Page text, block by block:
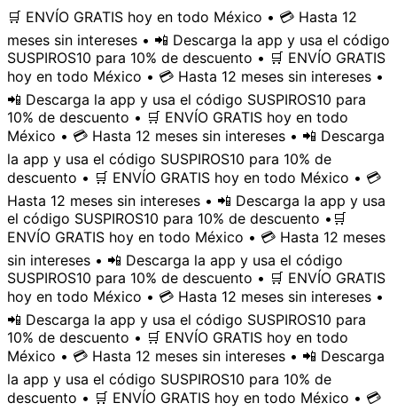
🛒 ENVÍO GRATIS hoy en todo México • 💳 Hasta 12
meses sin intereses • 📲 Descarga la app y usa el código
SUSPIROS10 para 10% de descuento • 🛒 ENVÍO GRATIS
hoy en todo México • 💳 Hasta 12 meses sin intereses •
📲 Descarga la app y usa el código SUSPIROS10 para
10% de descuento • 🛒 ENVÍO GRATIS hoy en todo
México • 💳 Hasta 12 meses sin intereses • 📲 Descarga
la app y usa el código SUSPIROS10 para 10% de
descuento • 🛒 ENVÍO GRATIS hoy en todo México • 💳
Hasta 12 meses sin intereses • 📲 Descarga la app y usa
el código SUSPIROS10 para 10% de descuento • 🛒
ENVÍO GRATIS hoy en todo México • 💳 Hasta 12 meses
sin intereses • 📲 Descarga la app y usa el código
SUSPIROS10 para 10% de descuento • 🛒 ENVÍO GRATIS
hoy en todo México • 💳 Hasta 12 meses sin intereses •
📲 Descarga la app y usa el código SUSPIROS10 para
10% de descuento • 🛒 ENVÍO GRATIS hoy en todo
México • 💳 Hasta 12 meses sin intereses • 📲 Descarga
la app y usa el código SUSPIROS10 para 10% de
descuento • 🛒 ENVÍO GRATIS hoy en todo México • 💳